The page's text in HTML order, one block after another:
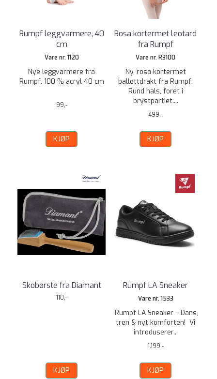
Rumpf leggvarmere, 40
cm
Vare nr. 1120
Nye leggvarmere fra
Rumpf. 100 % acryl 40 cm
99,-
KJØP
Rosa kortermet leotard
fra Rumpf
Vare nr. R3100
Ny, rosa kortermet
ballettdrakt fra Rumpf.
Rund hals, foret i
brystpartiet....
499,-
KJØP
Skobørste fra Diamant
110,-
KJØP
Rumpf LA Sneaker
Vare nr. 1533
Rumpf LA Sneaker – Dans,
tren & nyt komforten! Vi
introduserer...
1.199,-
KJØP